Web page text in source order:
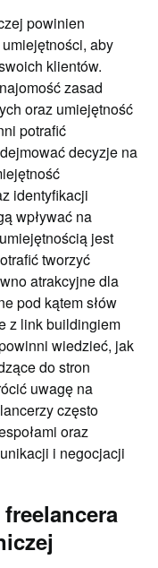
powinien
aby
klientów.
zasad
oraz umiejętność
potrafić
decyzje na
identyfikacji
wpływać na
jest
tworzyć
atrakcyjne dla
pod kątem słów
z link buildingiem
wiedzieć, jak
do stron
uwagę na
często
oraz
i negocjacji